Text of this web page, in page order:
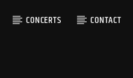
CONCERTS CONTACT